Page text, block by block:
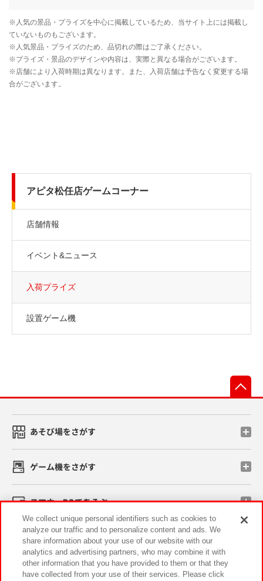
アピタ松任店ゲームコーナー
店舗情報
イベント&ニュース
入荷プライズ
設置ゲーム機
あそび場をさがす
ゲーム機をさがす
スマホ・PCであそぶ
イベント・キャンペーン
We collect unique personal identifiers such as cookies to
analyze our traffic and to personalize content and ads. We
share information about your use of our website with our
analytics and advertising partners, who may combine it with
other information that you have provided to them or that they
have collected from your use of their services. Please click